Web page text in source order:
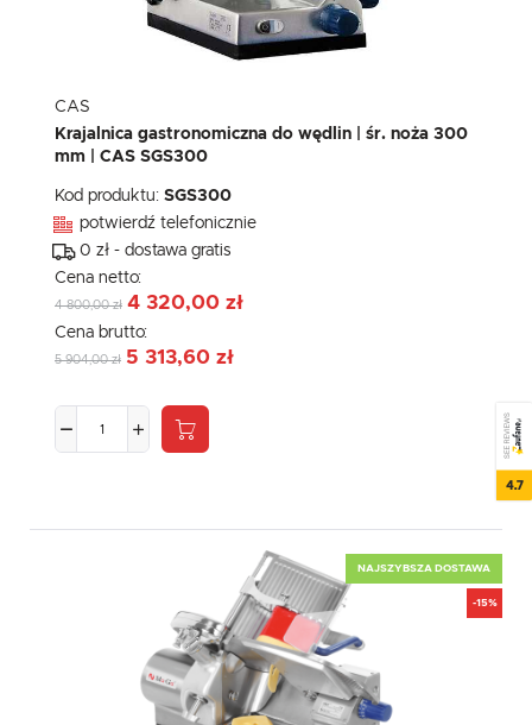
CAS
Krajalnica gastronomiczna do wędlin | śr. noża 300
mm | CAS SGS300
Kod produktu: SGS300
potwierdź telefonicznie
0 zł - dostawa gratis
Cena netto:
4 800,00 zł 4 320,00 zł
Cena brutto:
5 904,00 zł 5 313,60 zł
NAJSZYBSZA DOSTAWA
-15%
SEE REVIEWS
4.7